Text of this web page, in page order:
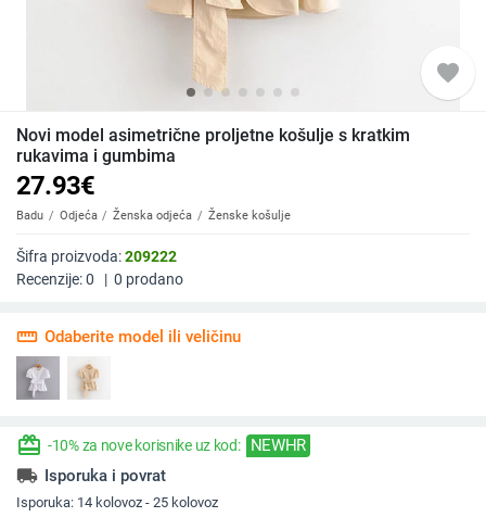
favorite
Novi model asimetrične proljetne košulje s kratkim
rukavima i gumbima
27.93€
Badu Odjeća Ženska odjeća Ženske košulje
Šifra proizvoda:209222
Recenzije:0 | 0 prodano
straighten Odaberite model ili veličinu
redeem -10% za nove korisnike uz kod: NEWHR
local_shipping Isporuka i povrat
Isporuka: 14 kolovoz - 25 kolovoz